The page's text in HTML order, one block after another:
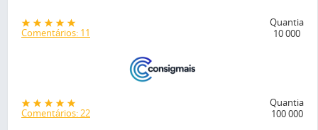
Comentários: 11
Quantia
10 000
Comentários: 22
Quantia
100 000